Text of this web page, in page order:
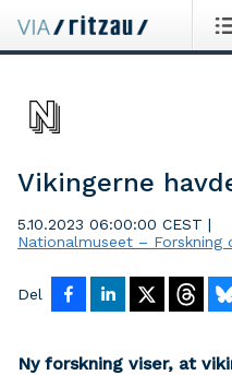
Vikingerne
5.10.2023 06:00:00 CEST |
Nationalmuseet – Forskning
Del
Ny forskning viser, at